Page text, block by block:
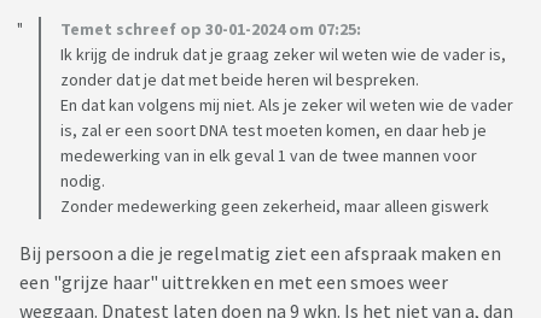
Temet schreef op 30-01-2024 om 07:25:
Ik krijg de indruk dat je graag zeker wil weten wie de vader is,
zonder dat je dat met beide heren wil bespreken.
En dat kan volgens mij niet. Als je zeker wil weten wie de vader
is, zal er een soort DNA test moeten komen, en daar heb je
medewerking van in elk geval 1 van de twee mannen voor
nodig.
Zonder medewerking geen zekerheid, maar alleen giswerk
Bij persoon a die je regelmatig ziet een afspraak maken en
een "grijze haar" uittrekken en met een smoes weer
weggaan. Dnatest laten doen na 9 wkn. Is het niet van a, dan